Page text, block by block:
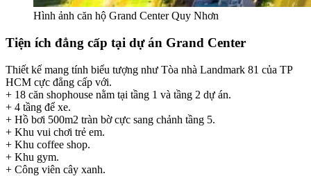
Hình ảnh căn hộ Grand Center Quy Nhơn
Tiện ích đẳng cấp tại dự án Grand Center
Thiết kế mang tính biểu tượng như Tòa nhà Landmark 81 của TP
HCM cực đẳng cấp với.
+ 18 căn shophouse nằm tại tầng 1 và tầng 2 dự án.
+ 4 tầng để xe.
+ Hồ bơi 500m2 tràn bờ cực sang chảnh tầng 5.
+ Khu vui chơi trẻ em.
+ Khu coffee shop.
+ Khu gym.
+ Công viên cây xanh.